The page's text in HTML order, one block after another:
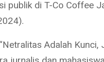
publik di T-Co Coffee
Adalah Kunci,